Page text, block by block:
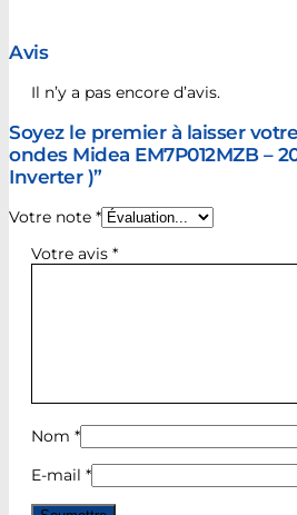
Avis
Il n’y a pas encore d’avis.
Soyez le premier à laisser
ondes Midea EM7P012MZB –
Inverter )”
Votre note *
Votre avis *
Nom *
E-mail *